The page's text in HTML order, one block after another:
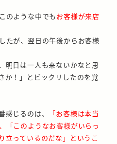
のような中でもお客様が来店
たが、翌日の午後からお客様
明日は一人も来ないかなと思
か！」とビックリしたのを覚
感じるのは、
「お客様は本当
「このようなお客様がいらっ
立っているのだな」というこ